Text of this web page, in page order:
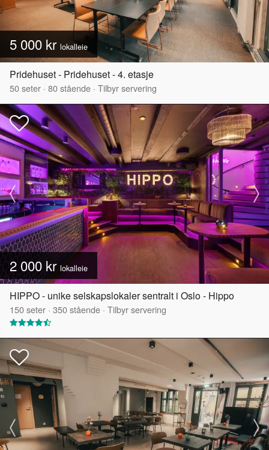
5 000 kr lokalleie
Pridehuset - Pridehuset - 4. etasje
50seter · 80stående · Tilbyr servering
2 000 kr lokalleie
HIPPO - unike selskapslokaler sentralt i Oslo - Hippo
150seter · 350stående · Tilbyr servering